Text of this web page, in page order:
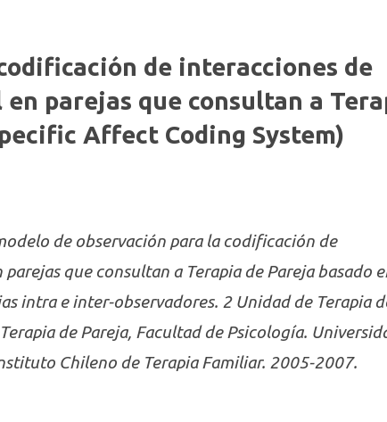
de interacciones de
parejas que consultan a
Affect Coding System)
de observación para la codificación de
que consultan a Terapia de Pareja basado
intra e inter-observadores. 2 Unidad de Terapia
de Pareja, Facultad de Psicología.
Chileno de Terapia Familiar. 2005-2007.